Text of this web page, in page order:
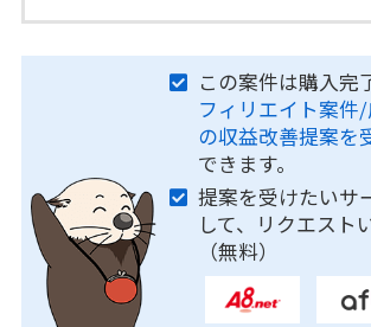
この案件は購入完
フィリエイト案件
の収益改善提案を
できます。
提案を受けたいサ
して、リクエスト
（無料）